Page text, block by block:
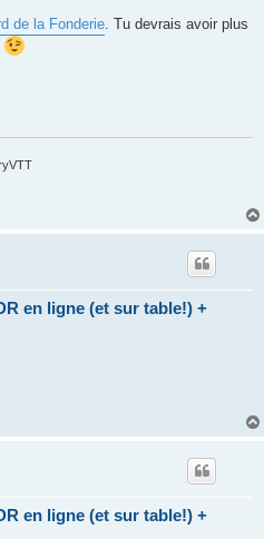
de la Fonderie . Tu devrais avoir plus
en ligne (et sur table!) +
en ligne (et sur table!) +